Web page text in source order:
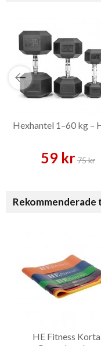
Hexhantel 1–60 kg –
59 kr75 kr
HE Fitness Korta